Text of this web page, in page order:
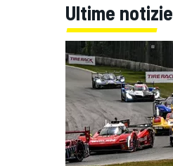
Ultime notizie